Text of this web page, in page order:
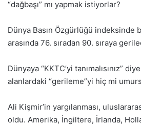
“dağbaşı” mı yapmak istiyorlar?
Dünya Basın Özgürlüğü indeksinde
arasında 76. sıradan 90. sıraya
Dünyaya “KKTC’yi tanımalısınız”
alanlardaki “gerileme”yi hiç mi
Ali Kişmir’in yargılanması,
oldu. Amerika, İngiltere, İrlanda,